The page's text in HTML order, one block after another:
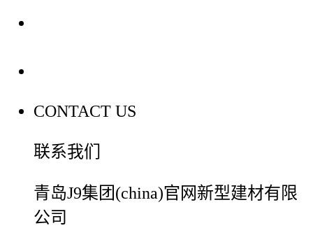
CONTACT US
联系我们
青岛J9集团(china)官网新型建材有限
公司